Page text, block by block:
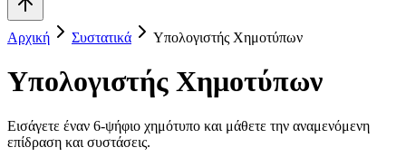
Αρχική Συστατικά Υπολογιστής Χημοτύπων
Υπολογιστής Χημοτύπων
Εισάγετε έναν 6-ψήφιο χημότυπο και μάθετε την αναμενόμενη
επίδραση και συστάσεις.